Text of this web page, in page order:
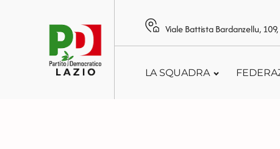
Viale Battista Bardanzellu,
LA SQUADRA